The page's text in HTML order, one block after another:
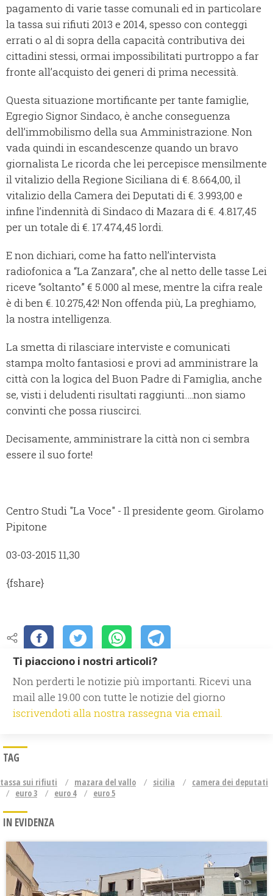
pagamento di varie tasse comunali ed in particolare
la tassa sui rifiuti 2013 e 2014, spesso con conteggi
errati o al di sopra della capacità contributiva dei
cittadini stessi, ormai impossibilitati purtroppo a far
fronte all’acquisto dei generi di prima necessità.
Questa situazione mortificante per tante famiglie,
Egregio Signor Sindaco, è anche conseguenza
dell’immobilismo della sua Amministrazione. Non
vada quindi in escandescenze quando un bravo
giornalista Le ricorda che lei percepisce mensilmente
il vitalizio della Regione Siciliana di €. 8.664,00, il
vitalizio della Camera dei Deputati di €. 3.993,00 e
infine l’indennità di Sindaco di Mazara di €. 4.817,45
per un totale di €. 17.474,45 lordi.
E non dichiari, come ha fatto nell’intervista
radiofonica a “La Zanzara”, che al netto delle tasse Lei
riceve “soltanto” € 5.000 al mese, mentre la cifra reale
è di ben €. 10.275,42! Non offenda più, La preghiamo,
la nostra intelligenza.
La smetta di rilasciare interviste e comunicati
stampa molto fantasiosi e provi ad amministrare la
città con la logica del Buon Padre di Famiglia, anche
se, visti i deludenti risultati raggiunti….non siamo
convinti che possa riuscirci.
Decisamente, amministrare la città non ci sembra
essere il suo forte!
Centro Studi "La Voce" - Il presidente geom. Girolamo
Pipitone
03-03-2015 11,30
{fshare}
Ti piacciono i nostri articoli?
Non perderti le notizie più importanti. Ricevi una
mail alle 19.00 con tutte le notizie del giorno
iscrivendoti alla nostra rassegna via email.
TAG
tassa sui rifiuti mazara del vallo sicilia
camera dei deputati
euro 3
euro 4 euro 5
IN EVIDENZA